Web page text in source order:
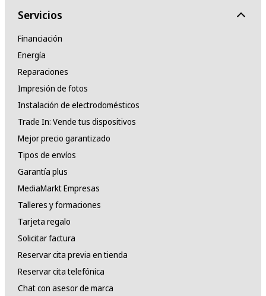
Servicios
Financiación
Energía
Reparaciones
Impresión de fotos
Instalación de electrodomésticos
Trade In: Vende tus dispositivos
Mejor precio garantizado
Tipos de envíos
Garantía plus
MediaMarkt Empresas
Talleres y formaciones
Tarjeta regalo
Solicitar factura
Reservar cita previa en tienda
Reservar cita telefónica
Chat con asesor de marca